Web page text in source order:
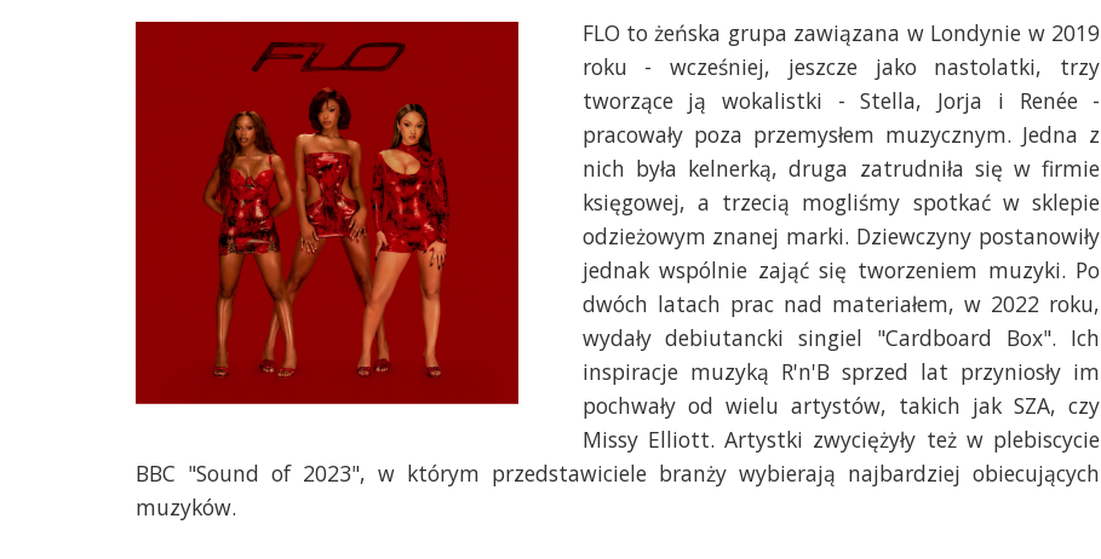
FLO to żeńska grupa zawiązana w Londynie w 2019
roku - wcześniej, jeszcze jako nastolatki, trzy
tworzące ją wokalistki - Stella, Jorja i Renée -
pracowały poza przemysłem muzycznym. Jedna z
nich była kelnerką, druga zatrudniła się w firmie
księgowej, a trzecią mogliśmy spotkać w sklepie
odzieżowym znanej marki. Dziewczyny postanowiły
jednak wspólnie zająć się tworzeniem muzyki. Po
dwóch latach prac nad materiałem, w 2022 roku,
wydały debiutancki singiel "Cardboard Box". Ich
inspiracje muzyką R'n'B sprzed lat przyniosły im
pochwały od wielu artystów, takich jak SZA, czy
Missy Elliott. Artystki zwyciężyły też w plebiscycie
BBC "Sound of 2023", w którym przedstawiciele branży wybierają najbardziej obiecujących
muzyków.